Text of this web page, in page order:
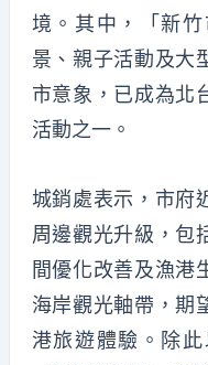
境。其中，「新
景、親子活動及大
市意象，已成為北
活動之一。
城銷處表示，市府
周邊觀光升級，包
間優化改善及漁港
海岸觀光軸帶，期
港旅遊體驗。除